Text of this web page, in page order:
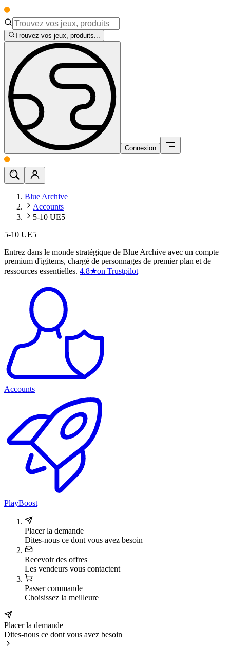
Trouvez vos jeux, produits...
Connexion
Blue Archive
Accounts
5-10 UE5
5-10 UE5
Entrez dans le monde stratégique de Blue Archive avec un compte
premium d'igitems, chargé de personnages de premier plan et de
ressources essentielles. 4.8★on Trustpilot
Accounts
PlayBoost
Placer la demande
Dites-nous ce dont vous avez besoin
Recevoir des offres
Les vendeurs vous contactent
Passer commande
Choisissez la meilleure
Placer la demande
Dites-nous ce dont vous avez besoin